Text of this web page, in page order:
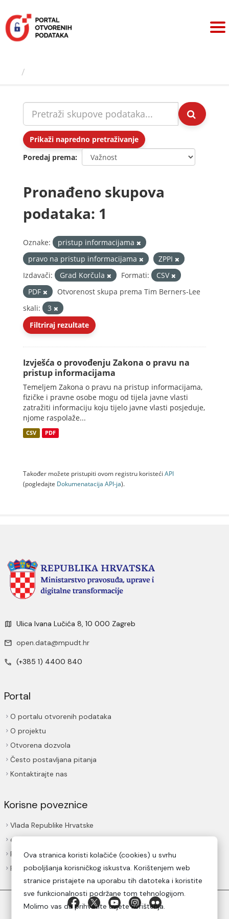
sadržaj
Prikaži napredno pretraživanje
Poredaj prema
Pronađeno skupova
podataka: 1
Oznake:
pristup informacijama
pravo na pristup informacijama
ZPPI
Izdavači:
Grad Korčula Formati:
CSV
PDF
Otvorenost skupa prema Tim Berners-Lee
skali:
3
Filtriraj rezultate
Izvješća o provođenju Zakona o pravu na
pristup informacijama
Temeljem Zakona o pravu na pristup informacijama,
fizičke i pravne osobe mogu od tijela javne vlasti
zatražiti informaciju koju tijelo javne vlasti posjeduje,
njome raspolaže...
CSV PDF
Također možete pristupiti ovom registru koristeći API
(pogledajte Dokumenаtаcijа API-jа).